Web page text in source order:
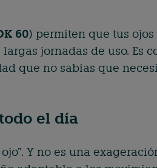
60) permiten que tus
jornadas de uso. Es
que no sabías que
el día
Y no es una